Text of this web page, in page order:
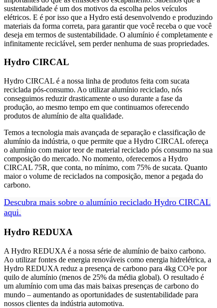
sustentabilidade é um dos motivos da escolha pelos veículos
elétricos. E é por isso que a Hydro está desenvolvendo e produzindo
materiais da forma correta, para garantir que você receba o que você
deseja em termos de sustentabilidade. O alumínio é completamente e
infinitamente reciclável, sem perder nenhuma de suas propriedades.
Hydro CIRCAL
Hydro CIRCAL é a nossa linha de produtos feita com sucata
reciclada pós-consumo. Ao utilizar alumínio reciclado, nós
conseguimos reduzir drasticamente o uso durante a fase da
produção, ao mesmo tempo em que continuamos oferecendo
produtos de alumínio de alta qualidade.
Temos a tecnologia mais avançada de separação e classificação de
alumínio da indústria, o que permite que a Hydro CIRCAL ofereça
o alumínio com maior teor de material reciclado pós consumo na sua
composição do mercado. No momento, oferecemos a Hydro
CIRCAL 75R, que conta, no mínimo, com 75% de sucata. Quanto
maior o volume de reciclados na composição, menor a pegada do
carbono.
Descubra mais sobre o alumínio reciclado Hydro CIRCAL
aqui.
Hydro REDUXA
A Hydro REDUXA é a nossa série de alumínio de baixo carbono.
Ao utilizar fontes de energia renováveis como energia hidrelétrica, a
Hydro REDUXA reduz a presença de carbono para 4kg CO²e por
quilo de alumínio (menos de 25% da média global). O resultado é
um alumínio com uma das mais baixas presenças de carbono do
mundo – aumentando as oportunidades de sustentabilidade para
nossos clientes da indústria automotiva.